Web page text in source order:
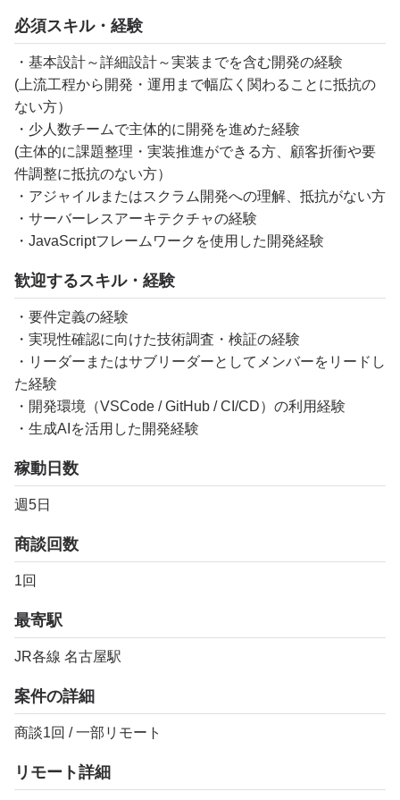
必須スキル・経験
・基本設計～詳細設計～実装までを含む開発の経験
(上流工程から開発・運用まで幅広く関わることに抵抗の
ない方）
・少人数チームで主体的に開発を進めた経験
(主体的に課題整理・実装推進ができる方、顧客折衝や要
件調整に抵抗のない方）
・アジャイルまたはスクラム開発への理解、抵抗がない方
・サーバーレスアーキテクチャの経験
・JavaScriptフレームワークを使用した開発経験
歓迎するスキル・経験
・要件定義の経験
・実現性確認に向けた技術調査・検証の経験
・リーダーまたはサブリーダーとしてメンバーをリードし
た経験
・開発環境（VSCode / GitHub / CI/CD）の利用経験
・生成AIを活用した開発経験
稼動日数
週5日
商談回数
1回
最寄駅
JR各線 名古屋駅
案件の詳細
商談1回 / 一部リモート
リモート詳細